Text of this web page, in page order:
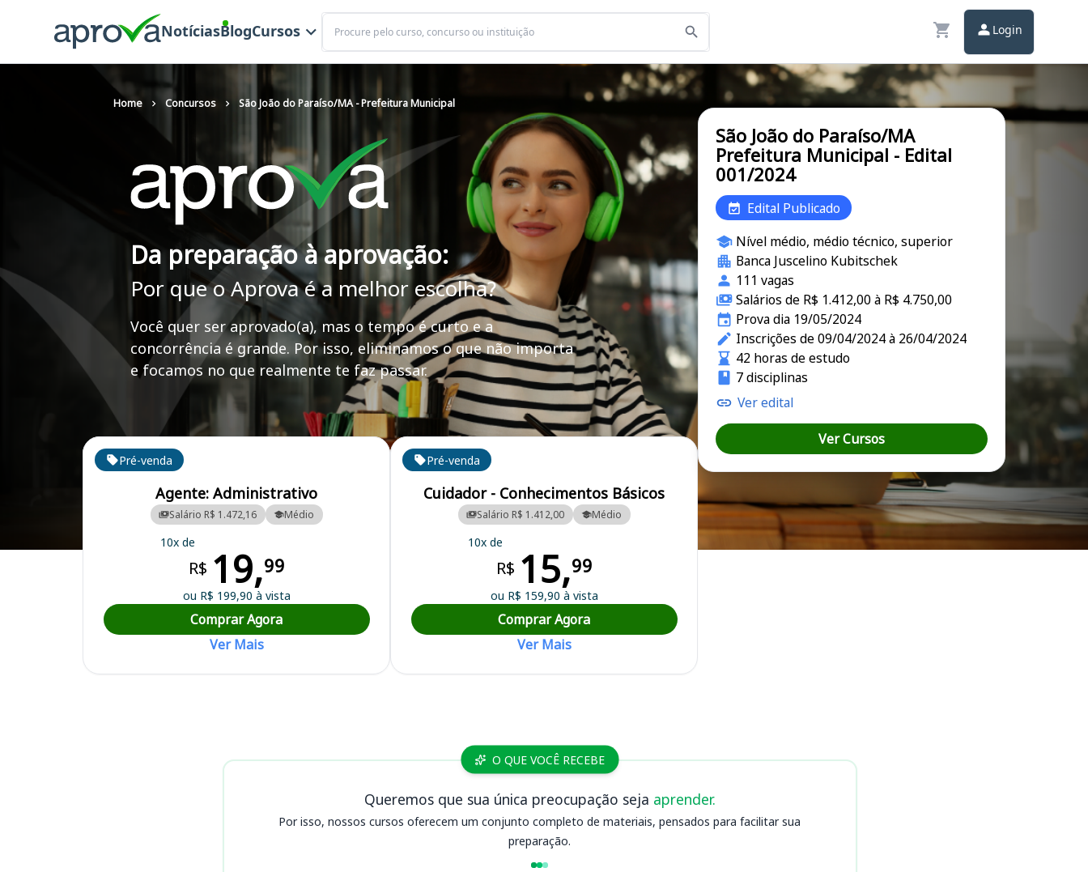
NotíciasBlogCursos
Buscar
Login
Home Concursos São João do Paraíso/MA - Prefeitura Municipal
Da preparação à aprovação:
Por que o Aprova é a melhor escolha?
Você quer ser aprovado(a), mas o tempo é curto e a
concorrência é grande. Por isso, eliminamos o que não importa
e focamos no que realmente te faz passar.
Curso Preparatório para o Concurso São João do Paraíso/MA - Prefeitura Municipal
Cursos em destaque para passar no concurso
Pré-venda
Agente: Administrativo
Salário R$ 1.472,16 Médio
10x de
R$ 19,99
ou R$ 199,90 à vista
Comprar Agora
Ver Mais
Pré-venda
Cuidador - Conhecimentos Básicos
Salário R$ 1.412,00 Médio
10x de
R$ 15,99
ou R$ 159,90 à vista
Comprar Agora
Ver Mais
São João do Paraíso/MA
Prefeitura Municipal - Edital
001/2024
Edital Publicado
Nível médio, médio técnico, superior
Banca Juscelino Kubitschek
111 vagas
Salários de R$ 1.412,00 à R$ 4.750,00
Prova dia 19/05/2024
Inscrições de 09/04/2024 à 26/04/2024
42 horas de estudo
7 disciplinas
Ver edital
Ver Cursos
O QUE VOCÊ RECEBE
Queremos que sua única preocupação seja aprender.
Por isso, nossos cursos oferecem um conjunto completo de materiais, pensados para facilitar sua
preparação.